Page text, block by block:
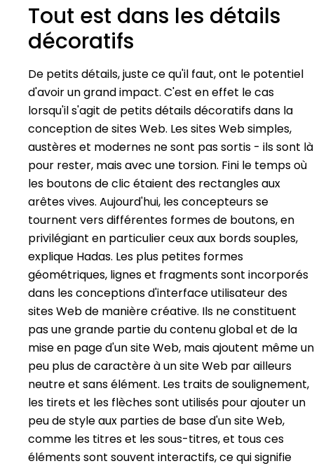
Tout est dans les détails
décoratifs
De petits détails, juste ce qu'il faut, ont le potentiel
d'avoir un grand impact. C'est en effet le cas
lorsqu'il s'agit de petits détails décoratifs dans la
conception de sites Web. Les sites Web simples,
austères et modernes ne sont pas sortis - ils sont là
pour rester, mais avec une torsion. Fini le temps où
les boutons de clic étaient des rectangles aux
arêtes vives. Aujourd'hui, les concepteurs se
tournent vers différentes formes de boutons, en
privilégiant en particulier ceux aux bords souples,
explique Hadas. Les plus petites formes
géométriques, lignes et fragments sont incorporés
dans les conceptions d'interface utilisateur des
sites Web de manière créative. Ils ne constituent
pas une grande partie du contenu global et de la
mise en page d'un site Web, mais ajoutent même un
peu plus de caractère à un site Web par ailleurs
neutre et sans élément. Les traits de soulignement,
les tirets et les flèches sont utilisés pour ajouter un
peu de style aux parties de base d'un site Web,
comme les titres et les sous-titres, et tous ces
éléments sont souvent interactifs, ce qui signifie